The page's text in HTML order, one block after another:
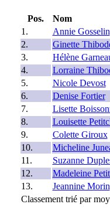
Pos.
Nom
1.
Annie Gosselin
2.
Ginette
3.
Hélène
4.
Lorraine
5.
Nicole Devost
6.
Denise Fortier
7.
Lisette
8.
Louisette
9.
Colette Giroux
10.
Micheline
11.
Suzanne
12.
Madeleine
13.
Jeannine Morin
Classement trié par